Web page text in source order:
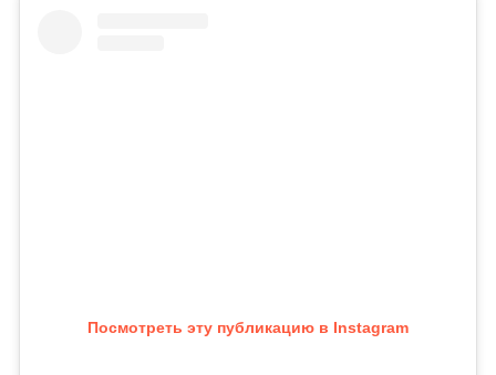
Посмотреть эту публикацию в Instagram